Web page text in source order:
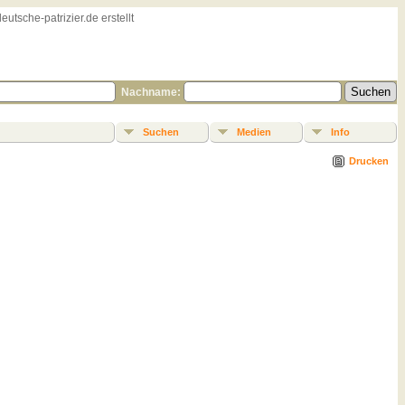
patrizier.de erstellt
Nachname:
Suchen Medien Info
Drucken